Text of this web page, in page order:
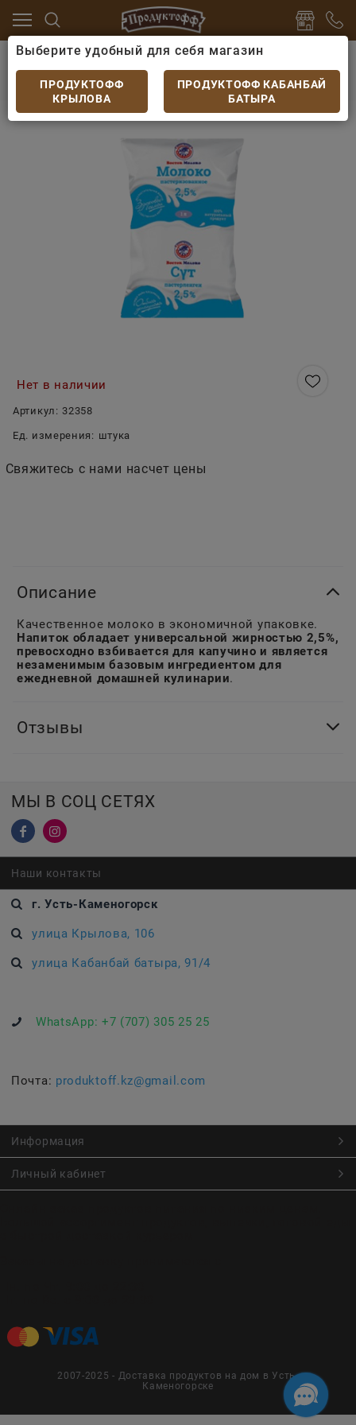
яйцо Молоко
Молоко Восток Молоко жир 2,5%
Молоко Восток Молоко жир 2,5% фин-пак 0.9л
Нет в наличии
Артикул: 32358
Ед. измерения: штука
Свяжитесь с нами насчет цены
Описание
Качественное молоко в экономичной упаковке.
Напиток обладает универсальной жирностью 2,5%,
превосходно взбивается для капучино и является
незаменимым базовым ингредиентом для
ежедневной домашней кулинарии.
Отзывы
МЫ В СОЦ СЕТЯХ
Наши контакты
г. Усть-Каменогорск
улица Крылова, 106
улица Кабанбай батыра, 91/4
WhatsApp: +7 (707) 305 25 25
Почта: produktoff.kz@gmail.com
Информация
Личный кабинет
2007-2025 - Доставка продуктов на дом в Усть-
Каменогорске
Выберите удобный для себя магазин
ПРОДУКТОФФ
КРЫЛОВА
ПРОДУКТОФФ КАБАНБАЙ
БАТЫРА